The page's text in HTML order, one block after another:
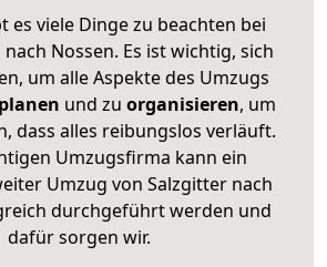
es viele Dinge zu beachten bei
Nossen. Es ist wichtig, sich
um alle Aspekte des Umzugs
planen und zu organisieren, um
dass alles reibungslos verläuft.
Umzugsfirma kann ein
Umzug von Salzgitter nach
durchgeführt werden und
dafür sorgen wir.